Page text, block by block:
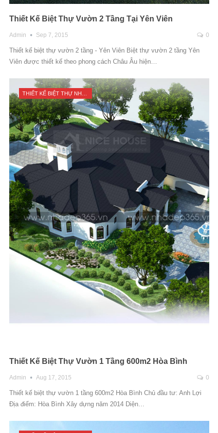
Thiết Kế Biệt Thự Vườn 2 Tầng Tại Yên Viên
Admin Sep 7, 2015 0
Thiết kế biệt thự vườn 2 tầng - Yên Viên Biệt thự vườn 2 tầng Yên
Viên được thiết kế theo phong cách Châu Âu hiện…
Thiết Kế Biệt Thự Vườn 1 Tầng 600m2 Hòa Bình
Admin Aug 17, 2015 0
Thiết kế biệt thự vườn 1 tầng 600m2 Hòa Bình Chủ đầu tư: Anh Lợi
Địa điểm: Hòa Bình Xây dựng năm 2014 Diện…